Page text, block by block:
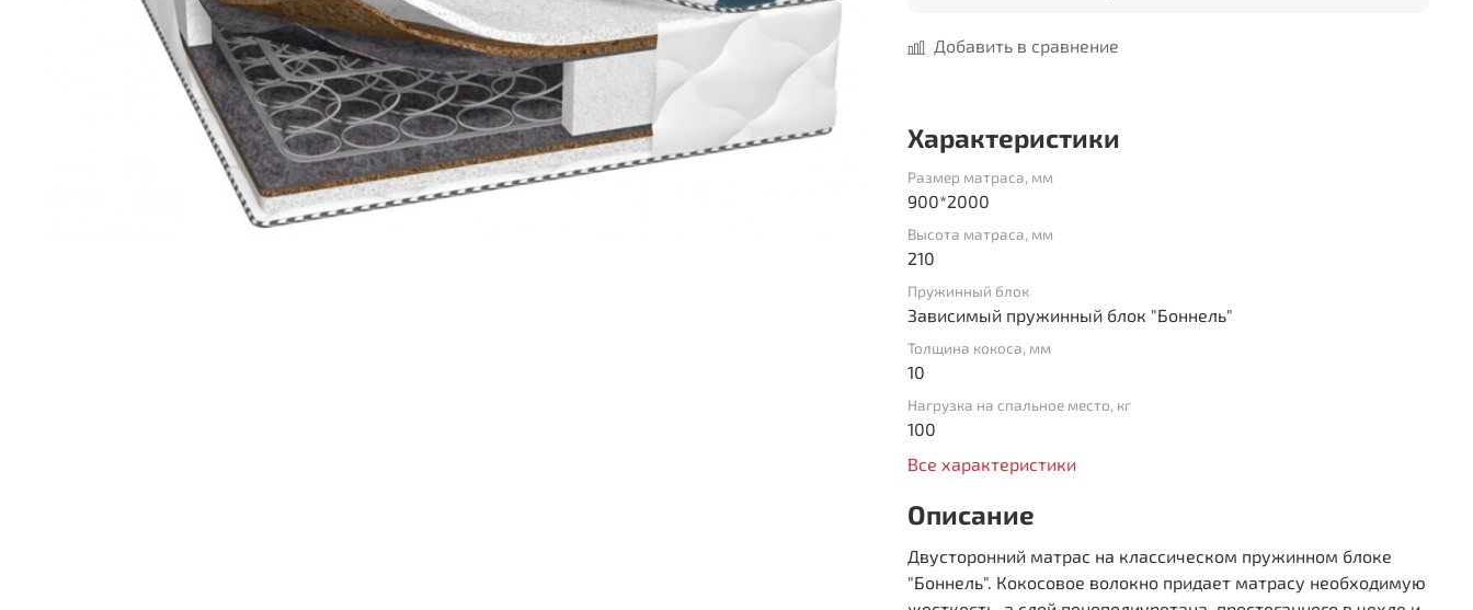
Добавить в сравнение
Характеристики
Размер матраса, мм
900*2000
Высота матраса, мм
210
Пружинный блок
Зависимый пружинный блок "Боннель"
Толщина кокоса, мм
10
Нагрузка на спальное место, кг
100
Все характеристики
Описание
Двусторонний матрас на классическом пружинном блоке
"Боннель". Кокосовое волокно придает матрасу необходимую